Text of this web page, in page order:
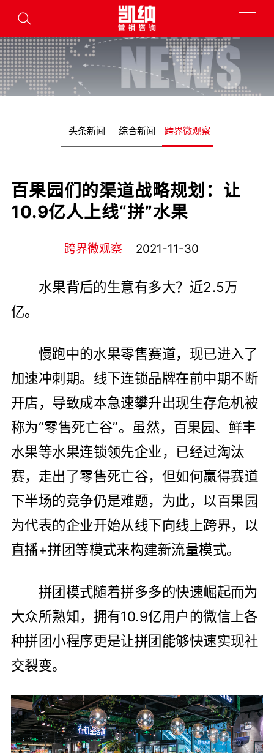
头条新闻 综合新闻 跨界微观察
百果园们的渠道战略规划：让
10.9亿人上线“拼”水果
跨界微观察 2021-11-30
水果背后的生意有多大？近2.5万
亿。
慢跑中的水果零售赛道，现已进入了
加速冲刺期。线下连锁品牌在前中期不断
开店，导致成本急速攀升出现生存危机被
称为“零售死亡谷”。虽然，百果园、鲜丰
水果等水果连锁领先企业，已经过淘汰
赛，走出了零售死亡谷，但如何赢得赛道
下半场的竞争仍是难题，为此，以百果园
为代表的企业开始从线下向线上跨界，以
直播+拼团等模式来构建新流量模式。
拼团模式随着拼多多的快速崛起而为
大众所熟知，拥有10.9亿用户的微信上各
种拼团小程序更是让拼团能够快速实现社
交裂变。